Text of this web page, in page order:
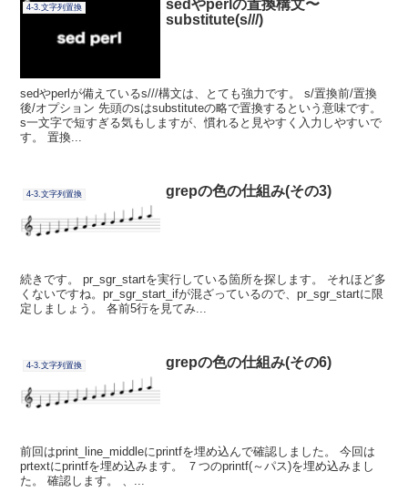
4-3.文字列置換
sedやperlの置換構文〜
substitute(s///)
sedやperlが備えているs///構文は、とても強力です。 s/置換前/置換
後/オプション 先頭のsはsubstituteの略で置換するという意味です。
s一文字で短すぎる気もしますが、慣れると見やすく入力しやすいで
す。 置換...
4-3.文字列置換 grepの色の仕組み(その3)
続きです。 pr_sgr_startを実行している箇所を探します。 それほど多
くないですね。pr_sgr_start_ifが混ざっているので、pr_sgr_startに限
定しましょう。 各前5行を見てみ...
4-3.文字列置換 grepの色の仕組み(その6)
前回はprint_line_middleにprintfを埋め込んで確認しました。 今回は
prtextにprintfを埋め込みます。 ７つのprintf(～パス)を埋め込みまし
た。 確認します。 、...